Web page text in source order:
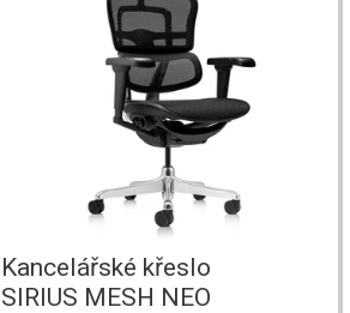
Kancelářské křeslo
SIRIUS MESH NEO